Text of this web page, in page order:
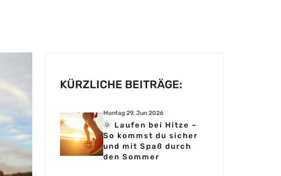
KÜRZLICHE BEITRÄGE:
Montag 29. Jun 2026
🌞 Laufen bei Hitze –
So kommst du sicher
und mit Spaß durch
den Sommer